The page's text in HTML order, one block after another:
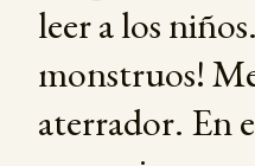
leer a los
monstruos!
aterrador. En